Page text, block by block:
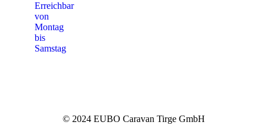
Erreichbar
von
Montag
bis
Samstag
© 2024 EUBO Caravan Tirge GmbH